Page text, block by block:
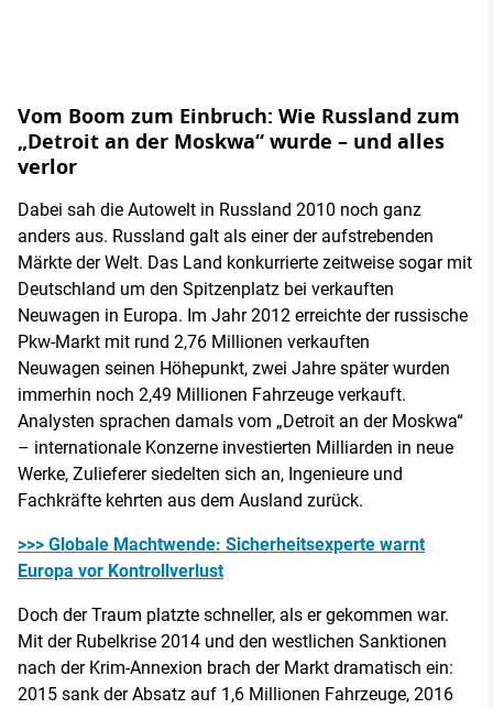
Vom Boom zum Einbruch: Wie Russland zum
„Detroit an der Moskwa“ wurde – und alles
verlor
Dabei sah die Autowelt in Russland 2010 noch ganz
anders aus. Russland galt als einer der aufstrebenden
Märkte der Welt. Das Land konkurrierte zeitweise sogar mit
Deutschland um den Spitzenplatz bei verkauften
Neuwagen in Europa. Im Jahr 2012 erreichte der russische
Pkw-Markt mit rund 2,76 Millionen verkauften
Neuwagen seinen Höhepunkt, zwei Jahre später wurden
immerhin noch 2,49 Millionen Fahrzeuge verkauft.
Analysten sprachen damals vom „Detroit an der Moskwa“
– internationale Konzerne investierten Milliarden in neue
Werke, Zulieferer siedelten sich an, Ingenieure und
Fachkräfte kehrten aus dem Ausland zurück.
>>> Globale Machtwende: Sicherheitsexperte warnt
Europa vor Kontrollverlust
Doch der Traum platzte schneller, als er gekommen war.
Mit der Rubelkrise 2014 und den westlichen Sanktionen
nach der Krim-Annexion brach der Markt dramatisch ein:
2015 sank der Absatz auf 1,6 Millionen Fahrzeuge, 2016